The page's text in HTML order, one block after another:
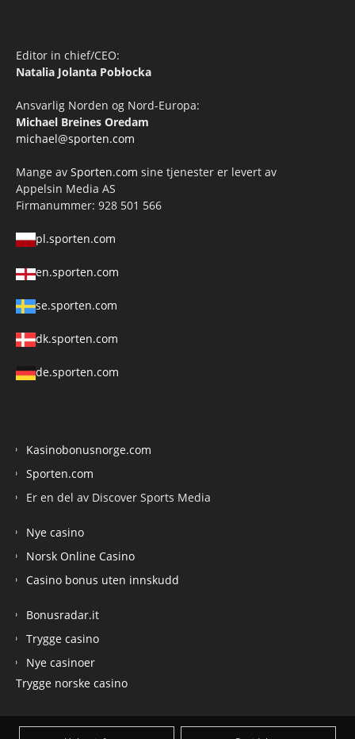
Editor in chief/CEO:
Natalia Jolanta Pobłocka
Ansvarlig Norden og Nord-Europa:
Michael Breines Oredam
michael@sporten.com
Mange av Sporten.com sine tjenester er levert av
Appelsin Media AS
Firmanummer: 928 501 566
pl.sporten.com
en.sporten.com
se.sporten.com
dk.sporten.com
de.sporten.com
Kasinobonusnorge.com
Sporten.com
Er en del av Discover Sports Media
Nye casino
Norsk Online Casino
Casino bonus uten innskudd
Bonusradar.it
Trygge casino
Nye casinoer
Trygge norske casino